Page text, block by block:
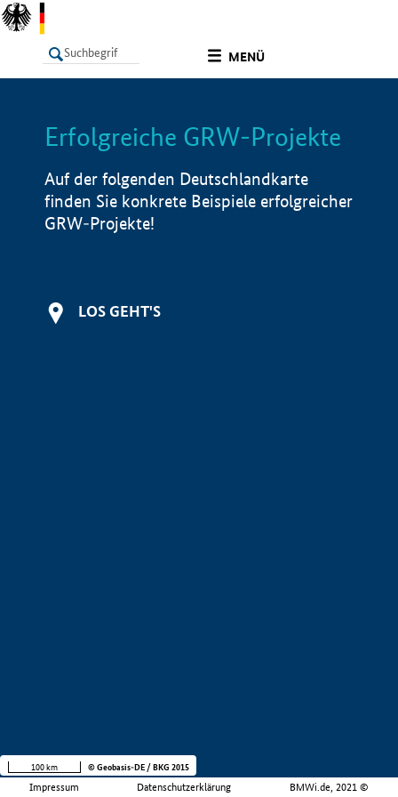
MENÜ
LISTE Info
Erfolgreiche GRW-Projekte
Auf der folgenden Deutschlandkarte
finden Sie konkrete Beispiele erfolgreicher
GRW-Projekte!
LOS GEHT'S
Impressum Datenschutzerklärung BMWi.de, 2021 ©
100 km © Geobasis-DE / BKG 2015